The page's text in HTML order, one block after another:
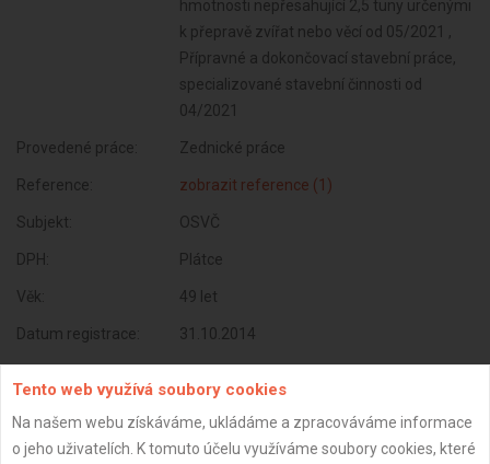
hmotnosti nepřesahující 2,5 tuny určenými
k přepravě zvířat nebo věcí od 05/2021 ,
Přípravné a dokončovací stavební práce,
specializované stavební činnosti od
04/2021
Provedené práce: Zednické práce
Reference: zobrazit reference (1)
Subjekt: OSVČ
DPH: Plátce
Věk: 49 let
Datum registrace: 31.10.2014
Tento web využívá soubory cookies
Na našem webu získáváme, ukládáme a zpracováváme informace
o jeho uživatelích. K tomuto účelu využíváme soubory cookies, které